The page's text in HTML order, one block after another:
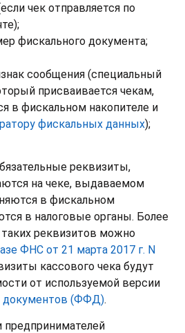
чек отправляется по
фискального документа;
сообщения (специальный
присваивается чекам,
в фискальном накопителе и
фискальных данных);
реквизиты,
на чеке, выдаваемом
в фискальном
в налоговые органы. Более
реквизитов можно
ФНС от 21 марта 2017 г. N
кассового чека будут
от используемой версии
документов (ФФД).
предпринимателей